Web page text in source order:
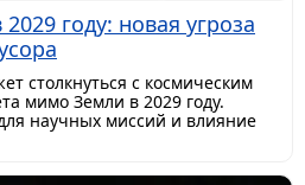
году: новая угроза
столкнуться с космическим
мимо Земли в 2029 году.
научных миссий и влияние